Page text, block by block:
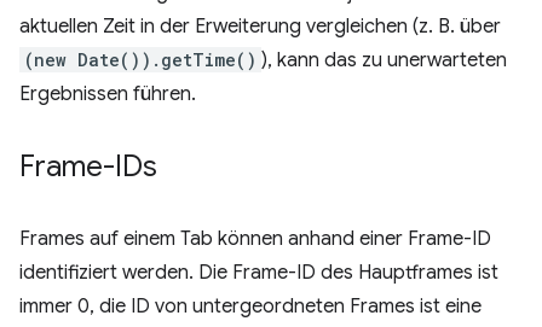
aktuellen Zeit in der Erweiterung vergleichen (z. B. über
(new Date()).getTime() ), kann das zu unerwarteten
Ergebnissen führen.
Frame-IDs
Frames auf einem Tab können anhand einer Frame-ID
identifiziert werden. Die Frame-ID des Hauptframes ist
immer 0, die ID von untergeordneten Frames ist eine